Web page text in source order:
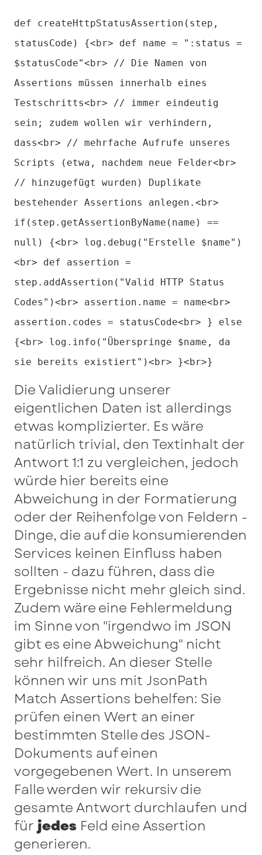
def createHttpStatusAssertion(step,
statusCode) {<br> def name = ":status =
$statusCode"<br> // Die Namen von
Assertions müssen innerhalb eines
Testschritts<br> // immer eindeutig
sein; zudem wollen wir verhindern,
dass<br> // mehrfache Aufrufe unseres
Scripts (etwa, nachdem neue Felder<br>
// hinzugefügt wurden) Duplikate
bestehender Assertions anlegen.<br>
if(step.getAssertionByName(name) ==
null) {<br> log.debug("Erstelle $name")
<br> def assertion =
step.addAssertion("Valid HTTP Status
Codes")<br> assertion.name = name<br>
assertion.codes = statusCode<br> } else
{<br> log.info("Überspringe $name, da
sie bereits existiert")<br> }<br>}
Die Validierung unserer
eigentlichen Daten ist allerdings
etwas komplizierter. Es wäre
natürlich trivial, den Textinhalt der
Antwort 1:1 zu vergleichen, jedoch
würde hier bereits eine
Abweichung in der Formatierung
oder der Reihenfolge von Feldern -
Dinge, die auf die konsumierenden
Services keinen Einfluss haben
sollten - dazu führen, dass die
Ergebnisse nicht mehr gleich sind.
Zudem wäre eine Fehlermeldung
im Sinne von "irgendwo im JSON
gibt es eine Abweichung" nicht
sehr hilfreich. An dieser Stelle
können wir uns mit JsonPath
Match Assertions behelfen: Sie
prüfen einen Wert an einer
bestimmten Stelle des JSON-
Dokuments auf einen
vorgegebenen Wert. In unserem
Falle werden wir rekursiv die
gesamte Antwort durchlaufen und
fürjedes Feld eine Assertion
generieren.